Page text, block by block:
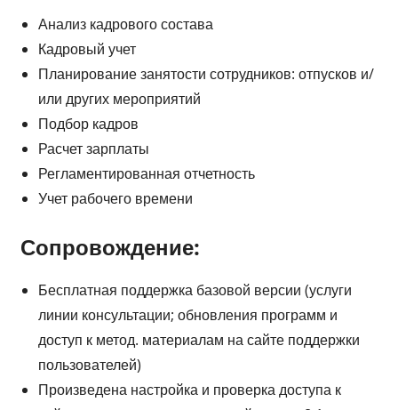
Анализ кадрового состава
Кадровый учет
Планирование занятости сотрудников: отпусков и/
или других мероприятий
Подбор кадров
Расчет зарплаты
Регламентированная отчетность
Учет рабочего времени
Сопровождение:
Бесплатная поддержка базовой версии (услуги
линии консультации; обновления программ и
доступ к метод. материалам на сайте поддержки
пользователей)
Произведена настройка и проверка доступа к